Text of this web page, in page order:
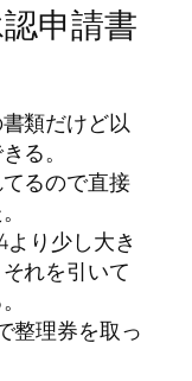
申請書
類だけど以
る。
るので直接
り少し大き
れを引いて
整理券を取っ